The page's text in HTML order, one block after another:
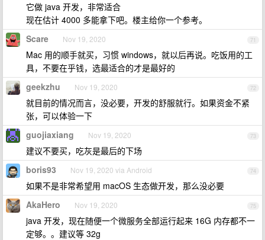
它做 java 开发，非常适合
现在估计 4000 多能拿下吧。楼主给你一个参考。
71
Scare Nov 19, 2020
Mac 用的顺手就买，习惯 windows，就以后再说。吃饭用的工
具，不要在乎钱，选最适合的才是最好的
72
geekzhu Nov 19, 2020
就目前的情况而言，没必要，开发的舒服就行。如果资金不紧
张，可以体验一下
73
guojiaxiang Nov 19, 2020
建议不要买，吃灰是最后的下场
74
boris93 Nov 19, 2020 via Android
如果不是非常希望用 macOS 生态做开发，那么没必要
75
AkaHero Nov 19, 2020
java 开发，现在随便一个微服务全部运行起来 16G 内存都不一
定够。。建议等 32g